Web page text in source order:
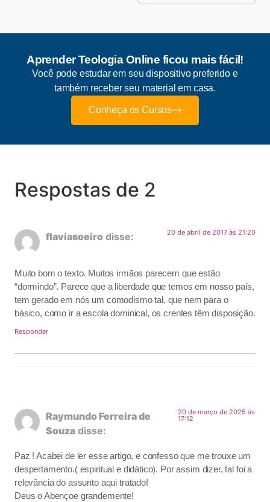
Aprender Teologia Online ficou mais fácil!
Você pode estudar em seu dispositivo preferido e
também receber seu material em casa.
Conheça os Cursos
Respostas de 2
flaviasoeiro disse: 20 de abril de 2017 às 21:20
Muito bom o texto. Muitos irmãos parecem que estão
“dormindo”. Parece que a liberdade que temos em nosso país,
tem gerado em nós um comodismo tal, que nem para o
básico, como ir a escola dominical, os crentes têm disposição.
Responder
Raymundo Ferreira de
Souza disse:
20 de março de 2025 às
17:12
Paz ! Acabei de ler esse artigo, e confesso que me trouxe um
despertamento.( espiritual e didático). Por assim dizer, tal foi a
relevância do assunto aqui tratado!
Deus o Abençoe grandemente!